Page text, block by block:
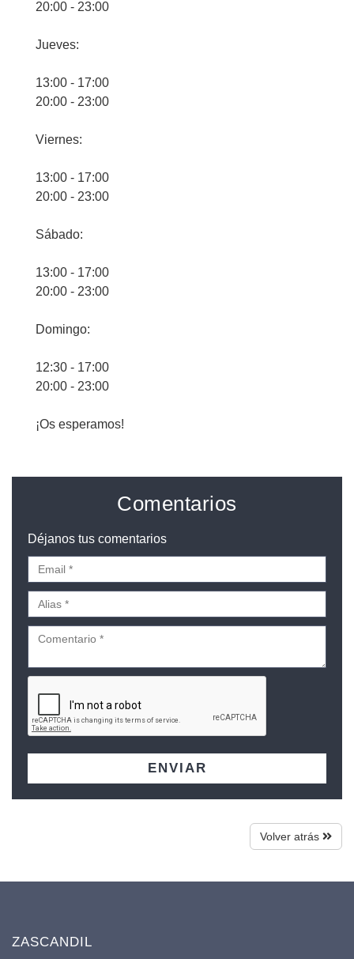
20:00 - 23:00
Jueves:
13:00 - 17:00
20:00 - 23:00
Viernes:
13:00 - 17:00
20:00 - 23:00
Sábado:
13:00 - 17:00
20:00 - 23:00
Domingo:
12:30 - 17:00
20:00 - 23:00
¡Os esperamos!
Comentarios
Déjanos tus comentarios
ENVIAR
Volver atrás
ZASCANDIL